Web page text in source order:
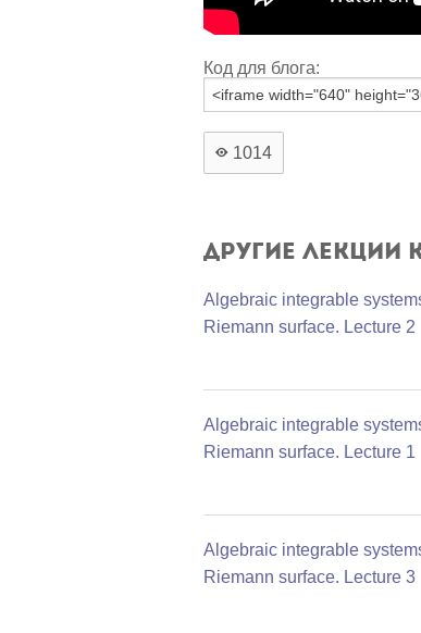
Код для блога:
1014
Другие лекции
Algebraic integrable
Riemann surface. Lecture 2
Algebraic integrable
Riemann surface. Lecture 1
Algebraic integrable
Riemann surface. Lecture 3